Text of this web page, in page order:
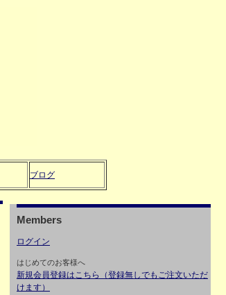
ブログ
Members
ログイン
はじめてのお客様へ
新規会員登録はこちら（登録無しでもご注文いただ
けます）